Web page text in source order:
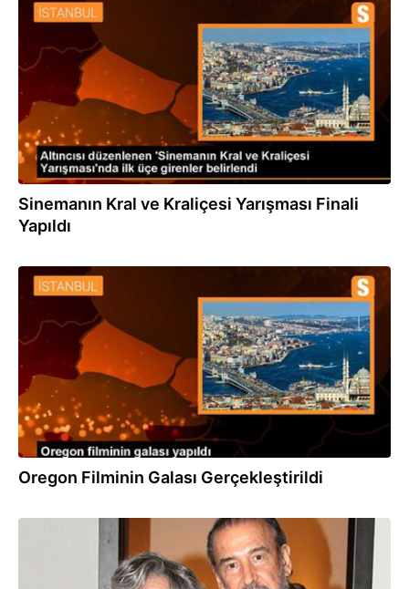
06.09.2023
Sinemanın Kral ve Kraliçesi Yarışması Finali
Yapıldı
25.04.2023
Oregon Filminin Galası Gerçekleştirildi